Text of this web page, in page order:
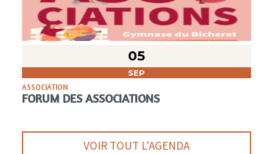
05
SEP
ASSOCIATION
FORUM DES ASSOCIATIONS
VOIR TOUT L'AGENDA